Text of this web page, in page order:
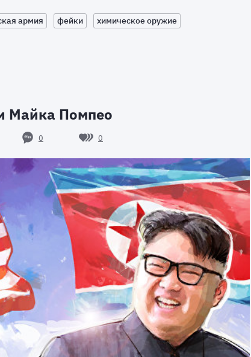
армия фейки химическое оружие
Майка Помпео
0 0